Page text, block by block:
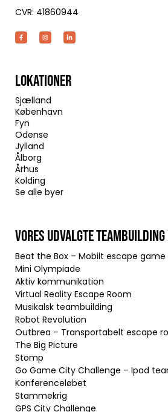
CVR: 41860944
LOKATIONER
Sjælland
København
Fyn
Odense
Jylland
Ålborg
Århus
Kolding
Se alle byer
VORES UDVALGTE
Beat the Box – Mobilt escape game
Mini Olympiade
Aktiv kommunikation
Virtual Reality Escape Room
Musikalsk teambuilding
Robot Revolution
Outbrea – Transportabelt escape
The Big Picture
Stomp
Go Game City Challenge – Ipad
Konferenceløbet
Stammekrig
GPS City Challenge